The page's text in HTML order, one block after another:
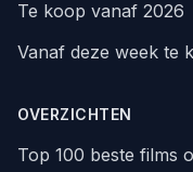
Te koop vanaf 2026
Vanaf deze week te
OVERZICHTEN
Top 100 beste films